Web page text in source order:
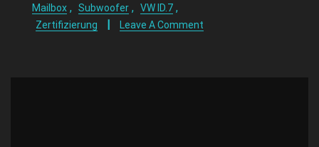
Mailbox , Subwoofer , VW ID.7 ,
Zertifizierung Leave A Comment